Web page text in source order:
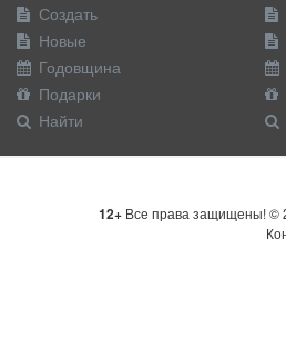
Создать
Новые
Годовщина
Подарки
Найти
12+ Все права защищены! ©